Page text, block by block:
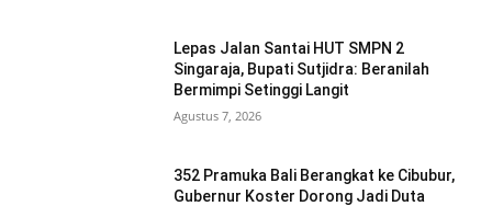
Lepas Jalan Santai HUT SMPN 2
Singaraja, Bupati Sutjidra: Beranilah
Bermimpi Setinggi Langit
Agustus 7, 2026
352 Pramuka Bali Berangkat ke Cibubur,
Gubernur Koster Dorong Jadi Duta